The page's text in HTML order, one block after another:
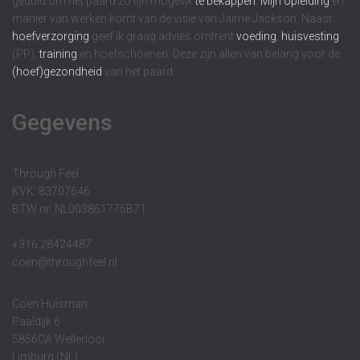
manier van werken komt van de visie van Jaime Jackson. Naast
hoefverzorging geef ik graag advies omtrent voeding huisvesting
(PP),training en hoefschoenen. Deze zijn allen van belang voor de
(hoef)gezondheid van het paard.
Gegevens
Through Feel
KVK: 83707646
BTW nr: NL003861775B71
+316 28424487
coen@throughfeel.nl
Coen Huisman
Paaldijk 6
5856CA Wellerlooi
Limburg (NL)